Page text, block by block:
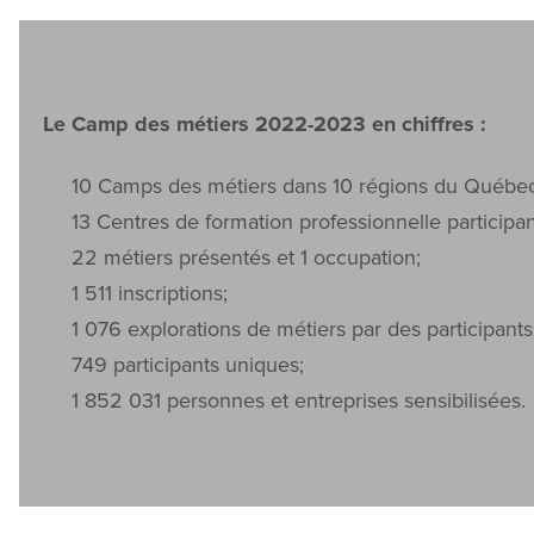
Le Camp des métiers 2022-2023 en chiffres :
10 Camps des métiers dans 10 régions du
13 Centres de formation professionnelle
22 métiers présentés et 1 occupation;
1 511 inscriptions;
1 076 explorations de métiers par des
749 participants uniques;
1 852 031 personnes et entreprises sensibilisées.